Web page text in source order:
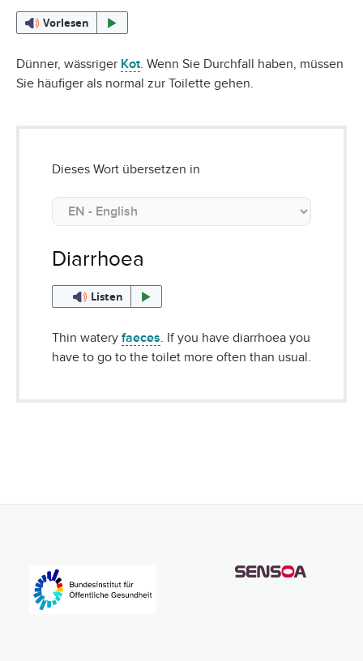
Vorlesen
Dünner, wässriger Kot. Wenn Sie Durchfall haben, müssen
Sie häufiger als normal zur Toilette gehen.
Dieses Wort übersetzen in
Diarrhoea
Listen
Thin watery faeces. If you have diarrhoea you
have to go to the toilet more often than usual.